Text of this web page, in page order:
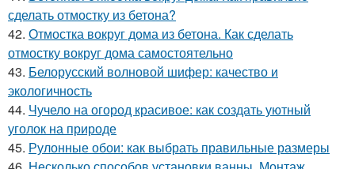
сделать отмостку из бетона?
42. Отмостка вокруг дома из бетона. Как сделать
отмостку вокруг дома самостоятельно
43. Белорусский волновой шифер: качество и
экологичность
44. Чучело на огород красивое: как создать уютный
уголок на природе
45. Рулонные обои: как выбрать правильные размеры